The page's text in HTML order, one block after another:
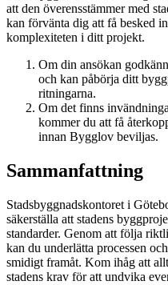
att den överensstämmer med
kan förvänta dig att få besked
komplexiteten i ditt projekt.
Om din ansökan
och kan påbörja ditt
ritningarna.
Om det finns
kommer du att få
innan Bygglov beviljas.
Sammanfattning
Stadsbyggnadskontoret i
säkerställa att stadens
standarder. Genom att följa
kan du underlätta processen
smidigt framåt. Kom ihåg att
stadens krav för att undvika